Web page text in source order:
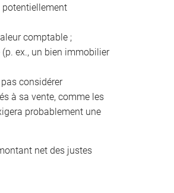
potentiellement
comptable ;
ex., un bien immobilier
considérer
à sa vente, comme les
probablement une
net des justes